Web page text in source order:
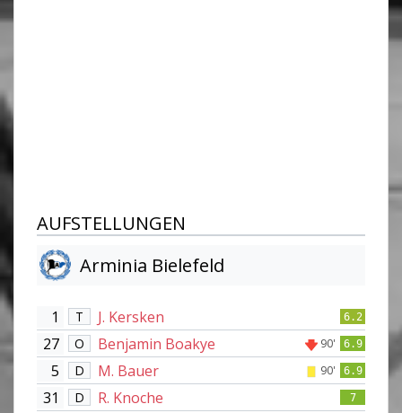
AUFSTELLUNGEN
Arminia Bielefeld
1 T J. Kersken 6.2
27 O Benjamin Boakye 90' 6.9
5 D M. Bauer 90' 6.9
31 D R. Knoche 7